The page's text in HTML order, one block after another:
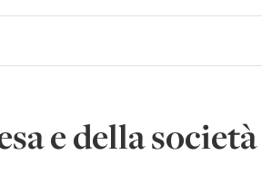
e della società